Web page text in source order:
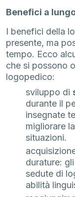
Benefici a
I benefici della
presente, ma
tempo. Ecco
che si possono
logopedico:
sviluppo di
durante il
insegnate
migliorare
situazioni.
durature:
sedute di
abilità